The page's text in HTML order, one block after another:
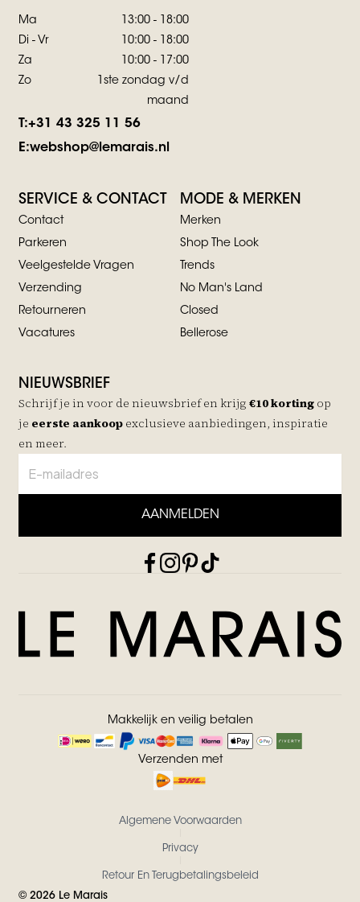
Ma
13:00 - 18:00
Di - Vr
10:00 - 18:00
Za
10:00 - 17:00
Zo
1ste zondag v/d
maand
T:+31 43 325 11 56
E:webshop@lemarais.nl
SERVICE & CONTACT
Contact
Parkeren
Veelgestelde Vragen
Verzending
Retourneren
Vacatures
MODE & MERKEN
Merken
Shop The Look
Trends
No Man's Land
Closed
Bellerose
NIEUWSBRIEF
Schrijf je in voor de nieuwsbrief en krijg €10 korting op
je eerste aankoop exclusieve aanbiedingen, inspiratie
en meer.
AANMELDEN
Makkelijk en veilig betalen
Verzenden met
Algemene Voorwaarden
Privacy
Retour En Terugbetalingsbeleid
© 2026 Le Marais